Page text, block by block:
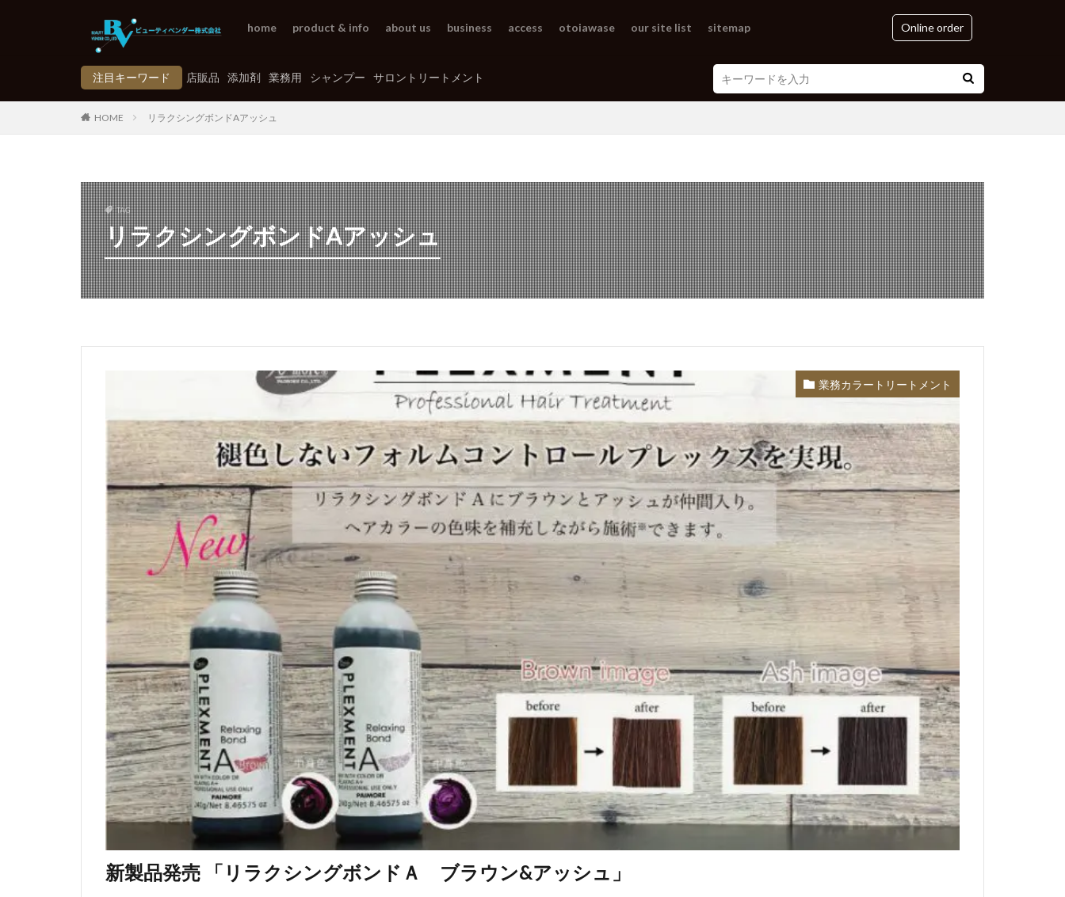
home product & info about us business access otoiawase our site list sitemap Online order
注目キーワード 店販品 添加剤 業務用 シャンプー サロントリートメント
HOME リラクシングボンドAアッシュ
TAG
リラクシングボンドAアッシュ
業務カラートリートメント
新製品発売 「リラクシングボンドＡ ブラウン&アッシュ」